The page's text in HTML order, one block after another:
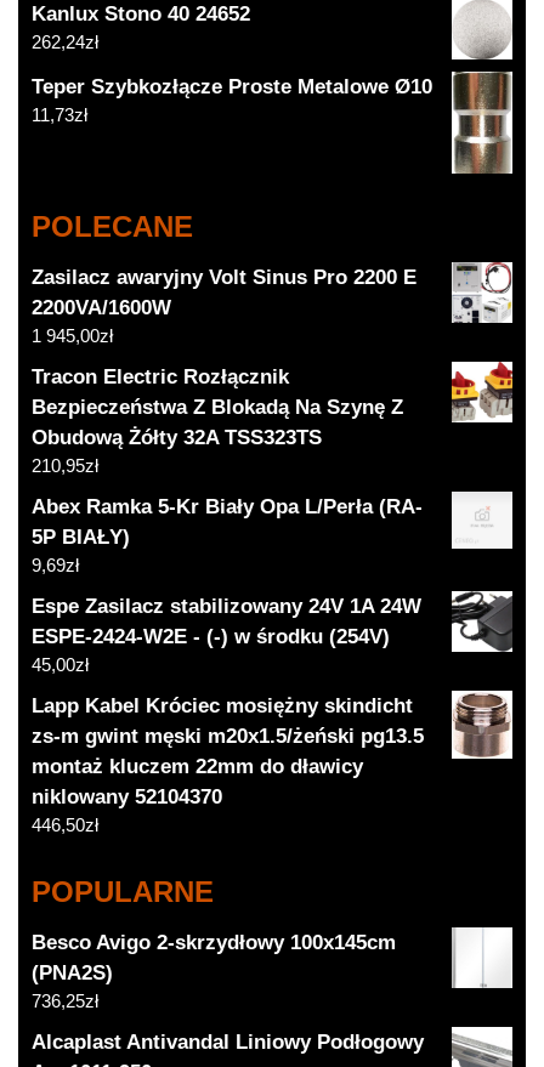
Kanlux Stono 40 24652
262,24zł
Teper Szybkozłącze Proste Metalowe Ø10
11,73zł
POLECANE
Zasilacz awaryjny Volt Sinus Pro 2200 E
2200VA/1600W
1 945,00zł
Tracon Electric Rozłącznik
Bezpieczeństwa Z Blokadą Na Szynę Z
Obudową Żółty 32A TSS323TS
210,95zł
Abex Ramka 5-Kr Biały Opa L/Perła (RA-
5P BIAŁY)
9,69zł
Espe Zasilacz stabilizowany 24V 1A 24W
ESPE-2424-W2E - (-) w środku (254V)
45,00zł
Lapp Kabel Króciec mosiężny skindicht
zs-m gwint męski m20x1.5/żeński pg13.5
montaż kluczem 22mm do dławicy
niklowany 52104370
446,50zł
POPULARNE
Besco Avigo 2-skrzydłowy 100x145cm
(PNA2S)
736,25zł
Alcaplast Antivandal Liniowy Podłogowy